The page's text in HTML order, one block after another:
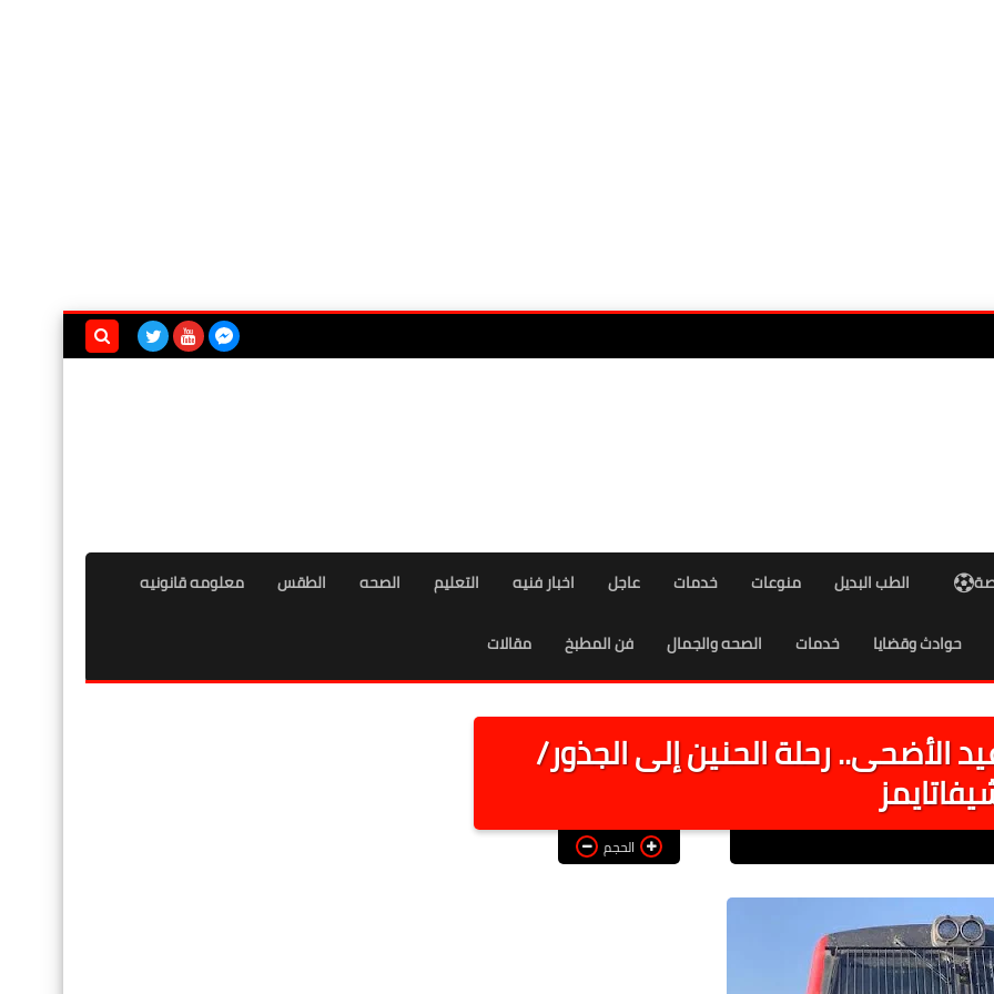
الطب البديل منوعات خدمات عاجل اخبار فنيه التعليم الصحه الطقس معلومه قانونيه
حوادث وقضايا خدمات الصحه والجمال فن المطبخ مقالات
الأضحى.. رحلة الحنين إلى الجذور/
الحجم